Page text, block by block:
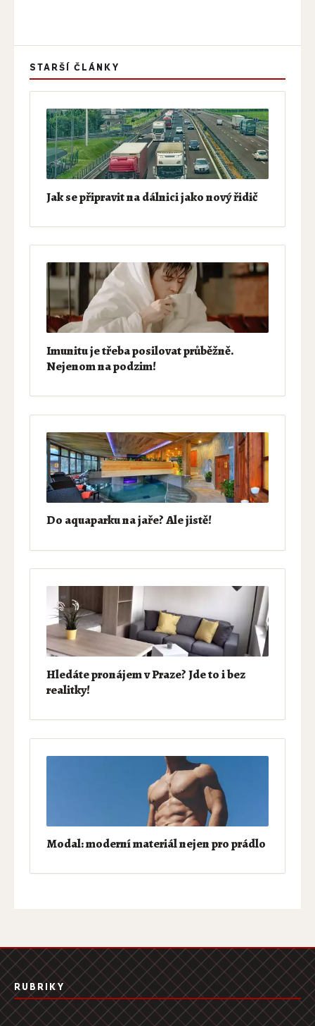
STARŠÍ ČLÁNKY
Jak se připravit na dálnici jako nový řidič
Imunitu je třeba posilovat průběžně.
Nejenom na podzim!
Do aquaparku na jaře? Ale jistě!
Hledáte pronájem v Praze? Jde to i bez
realitky!
Modal: moderní materiál nejen pro prádlo
RUBRIKY